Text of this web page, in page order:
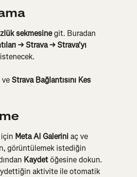
sekmesine git. Buradan
→ Strava → Strava'yı
ve Strava Bağlantısını Kes
Meta AI Galerini aç ve
görüntülemek istediğin
Kaydet öğesine dokun.
aktivite ile otomatik